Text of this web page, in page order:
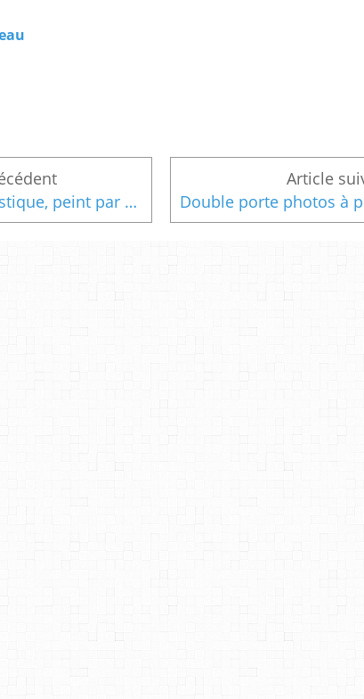
bijou fantastique, peint par artiste coloriste, broche peinte, mini tableau peint directement sur le bijou, blanc, rouge, brun, bleu, un fondu vert, jaune, rose vieilli, , orange, forme carrée 25x25mm, encadrement argenté,accessoire indispensable pour décorer un chapeau, un foulard, un vêtement, un pantalon, un sac, un snood, une écharpe, un châle